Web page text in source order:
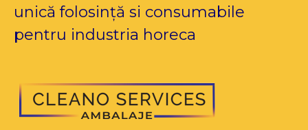
unică folosință si consumabile
pentru industria horeca